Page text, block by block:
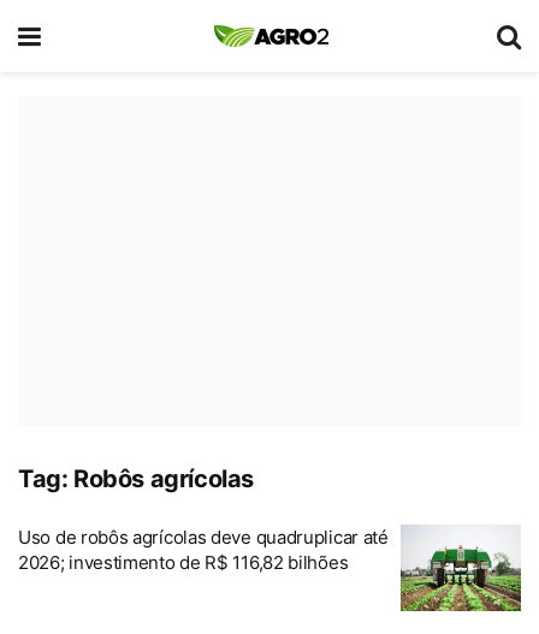
Tag: Robôs agrícolas
Uso de robôs agrícolas deve quadruplicar até
2026; investimento de R$ 116,82 bilhões